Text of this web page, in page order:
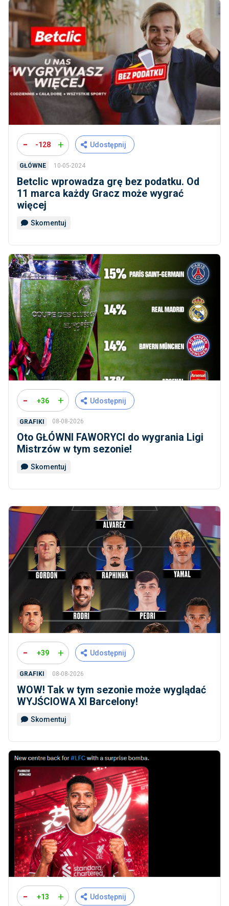
- -128 + Udostępnij
GŁÓWNE 10-05-2024
Betclic wprowadza grę bez podatku. Od
11 marca każdy Gracz może wygrać
więcej
Skomentuj
- +36 + Udostępnij
GRAFIKI 08-08-2026
Oto GŁÓWNI FAWORYCI do wygrania Ligi
Mistrzów w tym sezonie!
Skomentuj
- +39 + Udostępnij
GRAFIKI 08-08-2026
WOW! Tak w tym sezonie może wyglądać
WYJŚCIOWA XI Barcelony!
Skomentuj
- +13 + Udostępnij